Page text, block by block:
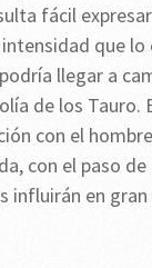
fácil
que lo
llegar a
de los Tauro.
con el
con el paso de
influirán en